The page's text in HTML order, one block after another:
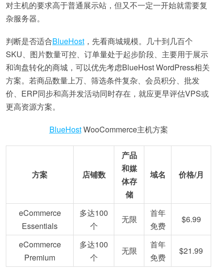
对主机的要求高于普通展示站，但又不一定一开始就需要复
杂服务器。
判断是否适合BlueHost ，先看商城规模。几十到几百个
SKU、图片数量可控、订单量处于起步阶段、主要用于展示
和询盘转化的商城，可以优先考虑BlueHost WordPress相关
方案。若商品数量上万、筛选条件复杂、会员积分、批发
价、ERP同步和高并发活动同时存在，就应更早评估VPS或
更高资源方案。
BlueHostWooCommerce主机方案
方案 店铺数
产品
和媒
体存
储
域名 价格/月
eCommerce
Essentials
多达100
个
无限
首年
免费
$6.99
eCommerce
Premium
多达100
个
无限
首年
免费
$21.99